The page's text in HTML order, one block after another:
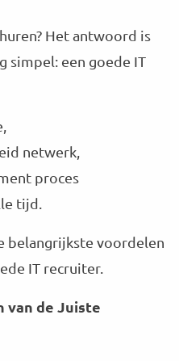
Het antwoord is
simpel: een goede IT
netwerk,
proces
tijd.
belangrijkste voordelen
IT recruiter.
van de Juiste